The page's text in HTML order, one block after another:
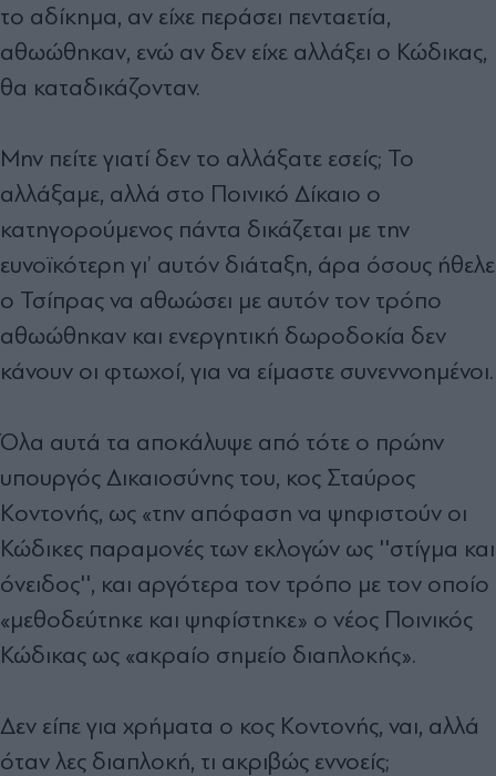
το αδίκημα, αν είχε περάσει πενταετία,
αθωώθηκαν, ενώ αν δεν είχε αλλάξει ο Κώδικας,
θα καταδικάζονταν.
Μην πείτε γιατί δεν το αλλάξατε εσείς; Το
αλλάξαμε, αλλά στο Ποινικό Δίκαιο ο
κατηγορούμενος πάντα δικάζεται με την
ευνοϊκότερη γι’ αυτόν διάταξη, άρα όσους ήθελε
ο Τσίπρας να αθωώσει με αυτόν τον τρόπο
αθωώθηκαν και ενεργητική δωροδοκία δεν
κάνουν οι φτωχοί, για να είμαστε συνεννοημένοι.
Όλα αυτά τα αποκάλυψε από τότε ο πρώην
υπουργός Δικαιοσύνης του, κος Σταύρος
Κοντονής, ως «την απόφαση να ψηφιστούν οι
Κώδικες παραμονές των εκλογών ως ''στίγμα και
όνειδος'', και αργότερα τον τρόπο με τον οποίο
«μεθοδεύτηκε και ψηφίστηκε» ο νέος Ποινικός
Κώδικας ως «ακραίο σημείο διαπλοκής».
Δεν είπε για χρήματα ο κος Κοντονής, ναι, αλλά
όταν λες διαπλοκή, τι ακριβώς εννοείς;